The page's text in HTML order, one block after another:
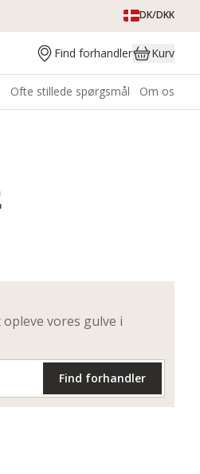
DK/DKK
Find forhandler Kurv
Ofte stillede spørgsmål Om os
vores gulve i
Find forhandler